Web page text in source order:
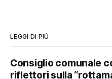
LEGGI DI PIÙ
Consiglio comunale
riflettori sulla